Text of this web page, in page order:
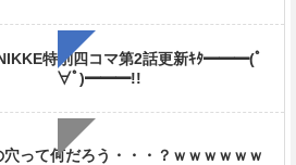
NIKKE特別四コマ第2話更新ｷﾀ━━━(ﾟ
∀ﾟ)━━━!!
穴って何だろう・・・？ｗｗｗｗｗｗ